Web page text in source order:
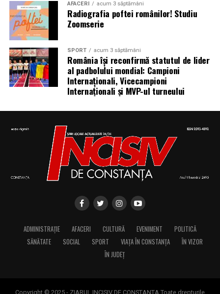
AFACERI acum 3 săptămâni
Radiografia poftei românilor! Studiu
Zoomserie
SPORT acum 3 săptămâni
România își reconfirmă statutul de lider
al padbolului mondial: Campioni
Internaționali, Vicecampioni
Internaționali și MVP-ul turneului
ADMINISTRAȚIE AFACERI CULTURĂ EVENIMENT
POLITICĂ
SĂNĂTATE
SOCIAL SPORT VIAȚA ÎN CONSTANȚA
ÎN VIZOR
ÎN JUDEȚ
Copyright © 2025 - ZIARUL INCISIV DE CONSTANTA Toate drepturile